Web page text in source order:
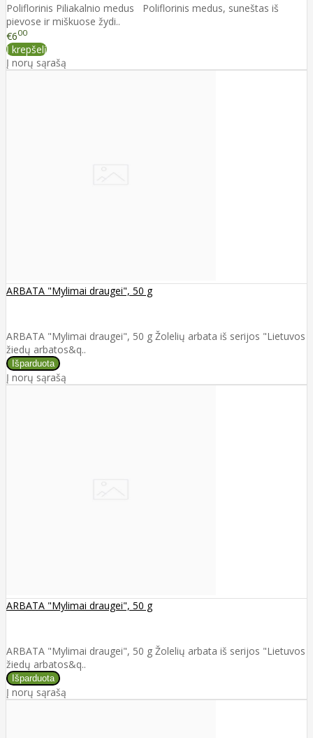
Poliflorinis Piliakalnio medus Poliflorinis medus, suneštas iš
pievose ir miškuose žydi..
€600
Į krepšelį
Į norų sąrašą
ARBATA "Mylimai draugei", 50 g
ARBATA "Mylimai draugei", 50 g Žolelių arbata iš serijos "Lietuvos
žiedų arbatos&q..
Į norų sąrašą
ARBATA "Mylimai draugei", 50 g
ARBATA "Mylimai draugei", 50 g Žolelių arbata iš serijos "Lietuvos
žiedų arbatos&q..
Į norų sąrašą